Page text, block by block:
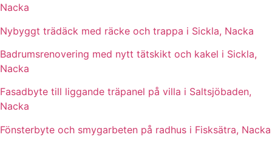
Nacka
Nybyggt trädäck med räcke och trappa i Sickla, Nacka
Badrumsrenovering med nytt tätskikt och kakel i Sickla,
Nacka
Fasadbyte till liggande träpanel på villa i Saltsjöbaden,
Nacka
Fönsterbyte och smygarbeten på radhus i Fisksätra, Nacka